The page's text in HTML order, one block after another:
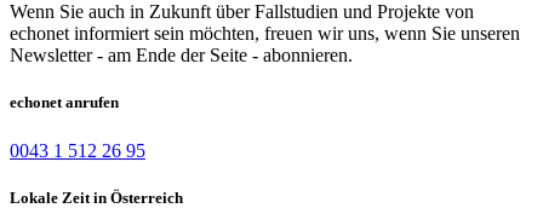
Wenn Sie auch in Zukunft über Fallstudien und Projekte von
echonet informiert sein möchten, freuen wir uns, wenn Sie unseren
Newsletter - am Ende der Seite - abonnieren.
echonet anrufen
0043 1 512 26 95
Lokale Zeit in Österreich